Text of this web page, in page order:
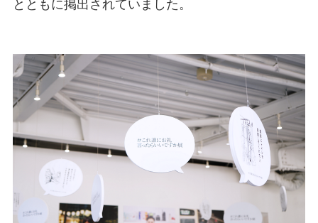
とともに掲出されていました。